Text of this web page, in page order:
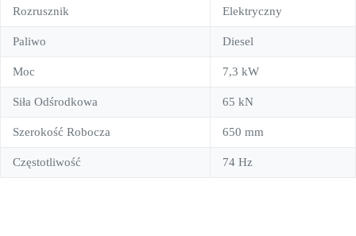
Rozrusznik Elektryczny
Paliwo Diesel
Moc 7,3 kW
Siła Odśrodkowa 65 kN
Szerokość Robocza 650 mm
Częstotliwość 74 Hz